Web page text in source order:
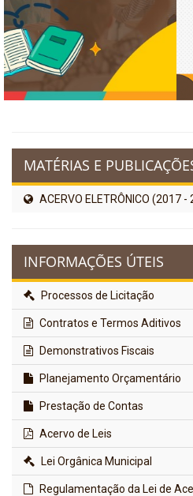
MATÉRIAS E
ACERVO ELETRÔNICO (2017 -
INFORMAÇÕES ÚTEIS
Processos de Licitação
Contratos e Termos Aditivos
Demonstrativos Fiscais
Planejamento Orçamentário
Prestação de Contas
Acervo de Leis
Lei Orgânica Municipal
Regulamentação da Lei de